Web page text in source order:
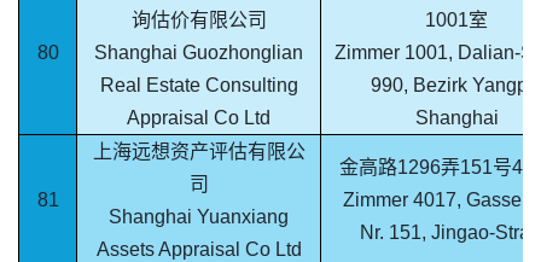
80
询估价有限公司
Shanghai Guozhonglian
Real Estate Consulting
Appraisal Co Ltd
1001室
Zimmer 1001, Dalian-
990, Bezirk
Shanghai
81
上海远想资产评估有限公
司
Shanghai Yuanxiang
Assets Appraisal Co Ltd
金高路1296弄151号
Zimmer 4017, Gasse
Nr. 151, Jingao-